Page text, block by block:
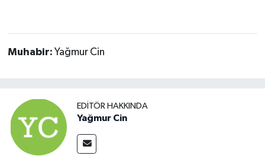
Muhabir: Yağmur Cin
EDITÖR HAKKINDA
Yağmur Cin